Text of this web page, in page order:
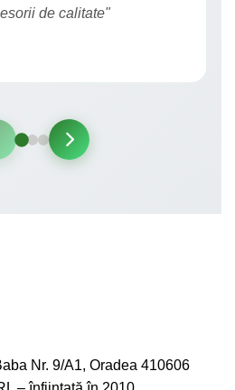
de calitate"
Nr. 9/A1, Oradea 410606